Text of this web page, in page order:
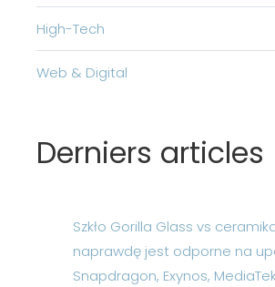
High-Tech
Web & Digital
Derniers articles
Szkło Gorilla Glass vs
naprawdę jest odporne na
Snapdragon, Exynos,